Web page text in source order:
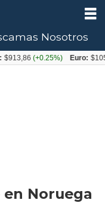
en Noruega
Nosotros
(+0.25%) Euro: $1053,08(-